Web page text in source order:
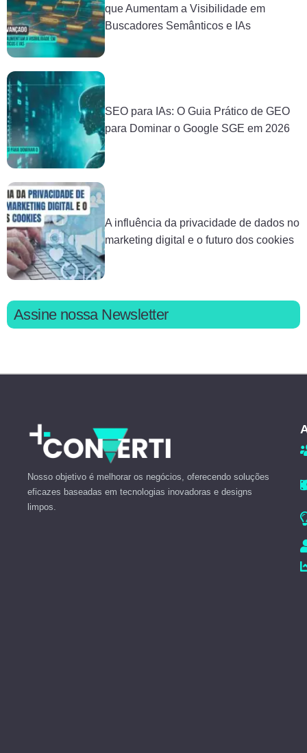
que Aumentam a Visibilidade em
Buscadores Semânticos e IAs
SEO para IAs: O Guia Prático de GEO
para Dominar o Google SGE em 2026
A influência da privacidade de dados no
marketing digital e o futuro dos cookies
Assine nossa Newsletter
Nosso objetivo é melhorar os negócios, oferecendo soluções
eficazes baseadas em tecnologias inovadoras e designs
limpos.